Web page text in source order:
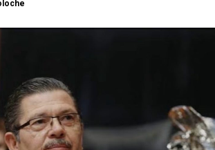
producción, enormes pantallas,
vestida predominantemente de negro,
con clásicos como
for Love”, “Looks That Kill”, “Primal
Sweet Home”
un escaparate de alcance internacional,